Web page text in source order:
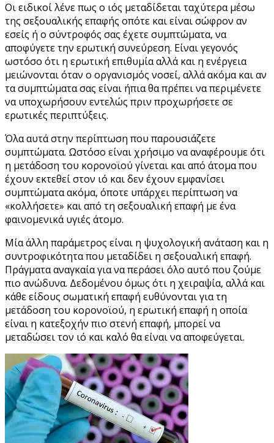
Οι ειδικοί λένε πως ο ιός μεταδίδεται ταχύτερα μέσω
της σεξουαλικής επαφής οπότε και είναι σώφρον αν
εσείς ή ο σύντροφός σας έχετε συμπτώματα, να
αποφύγετε την ερωτική συνεύρεση. Είναι γεγονός
ωστόσο ότι η ερωτική επιθυμία αλλά και η ενέργεια
μειώνονται όταν ο οργανισμός νοσεί, αλλά ακόμα και αν
τα συμπτώματα σας είναι ήπια θα πρέπει να περιμένετε
να υποχωρήσουν εντελώς πριν προχωρήσετε σε
ερωτικές περιπτύξεις.
Όλα αυτά στην περίπτωση που παρουσιάζετε
συμπτώματα. Ωστόσο είναι χρήσιμο να αναφέρουμε ότι
η μετάδοση του κορονοϊού γίνεται και από άτομα που
έχουν εκτεθεί στον ιό και δεν έχουν εμφανίσει
συμπτώματα ακόμα, όποτε υπάρχει περίπτωση να
«κολλήσετε» και από τη σεξουαλική επαφή με ένα
φαινομενικά υγιές άτομο.
Μία άλλη παράμετρος είναι η ψυχολογική ανάταση και η
συντροφικότητα που μεταδίδει η σεξουαλική επαφή.
Πράγματα αναγκαία για να περάσει όλο αυτό που ζούμε
πιο ανώδυνα. Δεδομένου όμως ότι η χειραψία, αλλά και
κάθε είδους σωματική επαφή ευθύνονται για τη
μετάδοση του κορονοϊού, η ερωτική επαφή η οποία
είναι η κατεξοχήν πιο στενή επαφή, μπορεί να
μεταδώσει τον ιό και καλό θα είναι να αποφεύγεται.